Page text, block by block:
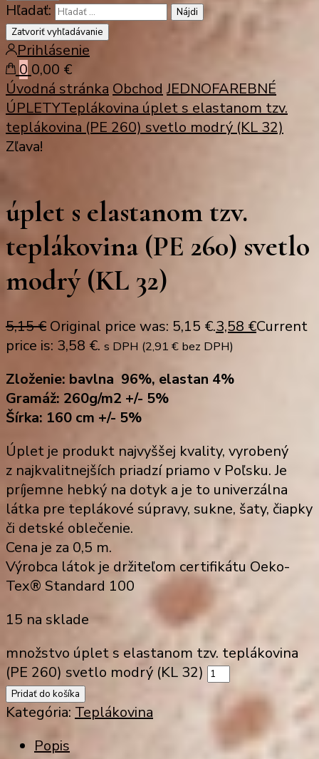
Hľadať:
Zatvoriť vyhľadávanie
Prihlásenie
0 0,00 €
Úvodná stránka Obchod JEDNOFAREBNÉ
ÚPLETYTeplákovina úplet s elastanom tzv.
teplákovina (PE 260) svetlo modrý (KL 32)
Zľava!
úplet s elastanom tzv.
teplákovina (PE 260) svetlo
modrý (KL 32)
5,15€ Original price was: 5,15 €.3,58 €Current
price is: 3,58 €. s DPH (2,91 € bez DPH)
Zloženie: bavlna 96%, elastan 4%
Gramáž: 260g/m2 +/- 5%
Šírka: 160 cm +/- 5%
Úplet je produkt najvyššej kvality, vyrobený
z najkvalitnejších priadzí priamo v Poľsku. Je
príjemne hebký na dotyk a je to univerzálna
látka pre teplákové súpravy, sukne, šaty, čiapky
či detské oblečenie.
Cena je za 0,5 m.
Výrobca látok je držiteľom certifikátu Oeko-
Tex® Standard 100
15 na sklade
množstvo úplet s elastanom tzv. teplákovina
(PE 260) svetlo modrý (KL 32)
Pridať do košíka
Kategória: Teplákovina
Popis